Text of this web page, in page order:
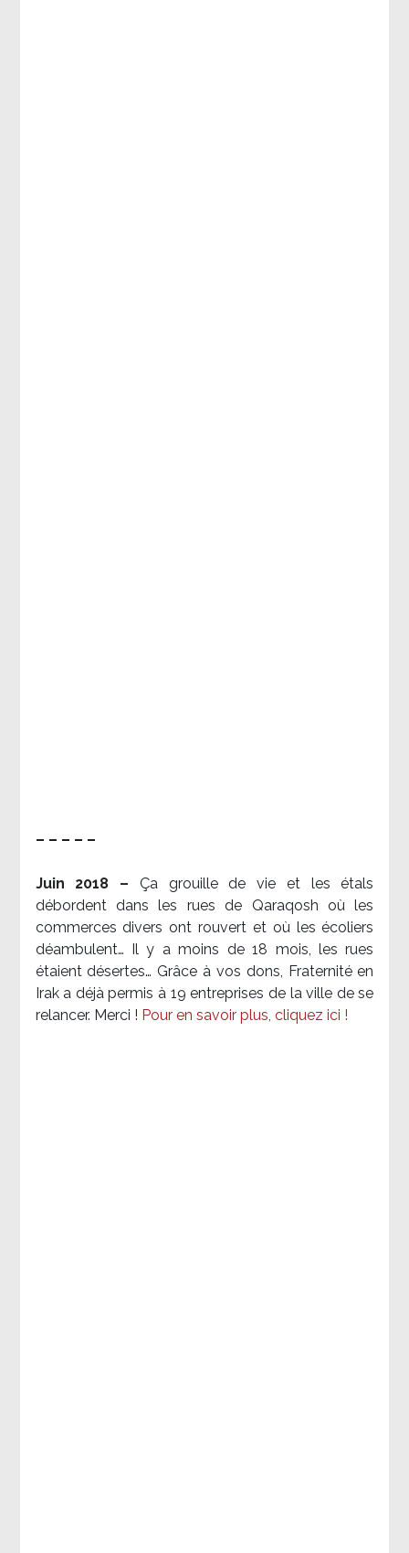
– – – – –
Juin 2018 – Ça grouille de vie et les étals
débordent dans les rues de Qaraqosh où les
commerces divers ont rouvert et où les écoliers
déambulent… Il y a moins de 18 mois, les rues
étaient désertes… Grâce à vos dons, Fraternité en
Irak a déjà permis à 19 entreprises de la ville de se
relancer. Merci ! Pour en savoir plus, cliquez ici !